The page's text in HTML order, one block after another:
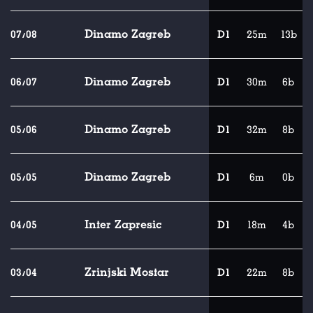
07/08 Dinamo Zagreb D1 25m 13b
06/07 Dinamo Zagreb D1 30m 6b
05/06 Dinamo Zagreb D1 32m 8b
05/05 Dinamo Zagreb D1 6m 0b
04/05 Inter Zapresic D1 18m 4b
03/04 Zrinjski Mostar D1 22m 8b